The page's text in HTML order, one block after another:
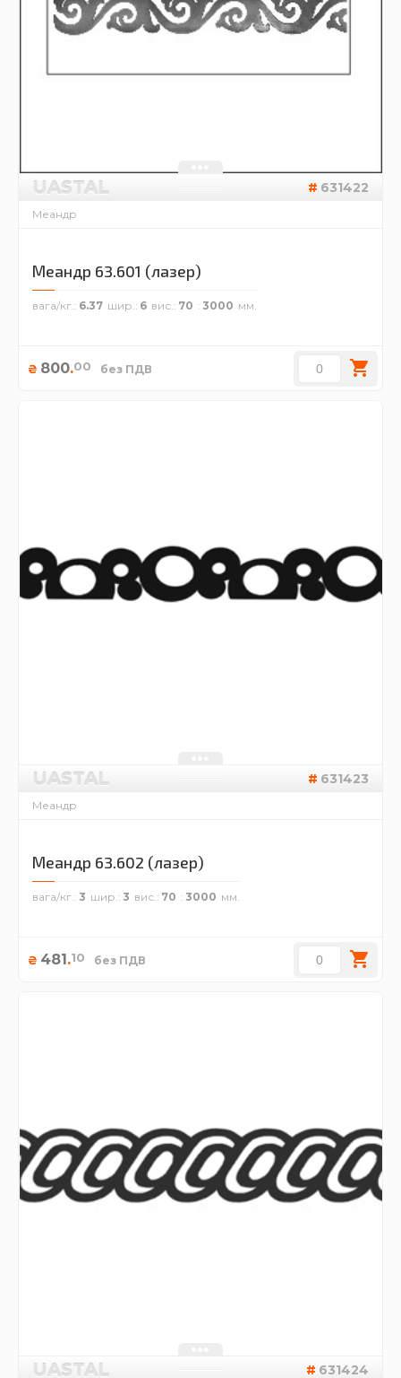
UASTAL 631422
Меандр
Меандр 63.601 (лазер)
вага/кг. 6.37 шир. 6 вис. 70 3000
₴ 800.00 без ПДВ
UASTAL 631423
Меандр
Меандр 63.602 (лазер)
вага/кг. 3 шир. 3 вис. 70 3000
₴ 481.10 без ПДВ
UASTAL 631424